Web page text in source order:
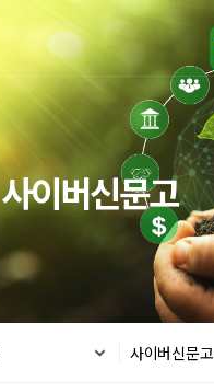
사이버신문고
사이버신문고